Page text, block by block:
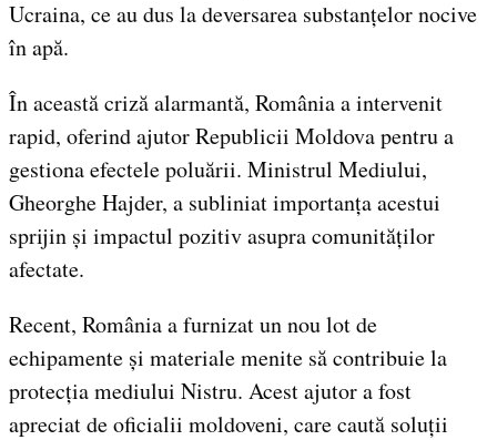
Ucraina, ce au dus la deversarea substanțelor nocive
în apă.
În această criză alarmantă, România a intervenit
rapid, oferind ajutor Republicii Moldova pentru a
gestiona efectele poluării. Ministrul Mediului,
Gheorghe Hajder, a subliniat importanța acestui
sprijin și impactul pozitiv asupra comunităților
afectate.
Recent, România a furnizat un nou lot de
echipamente și materiale menite să contribuie la
protecția mediului Nistru. Acest ajutor a fost
apreciat de oficialii moldoveni, care caută soluții